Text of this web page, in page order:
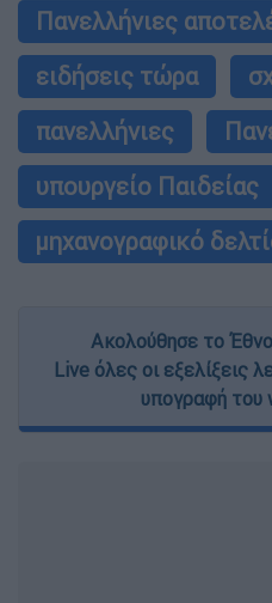
Πανελλήνιες
ειδήσεις τώρα
πανελλήνιες
υπουργείο Παιδείας
μηχανογραφικό
Ακολούθησε το
Live όλες οι εξελίξεις
υπογραφή του